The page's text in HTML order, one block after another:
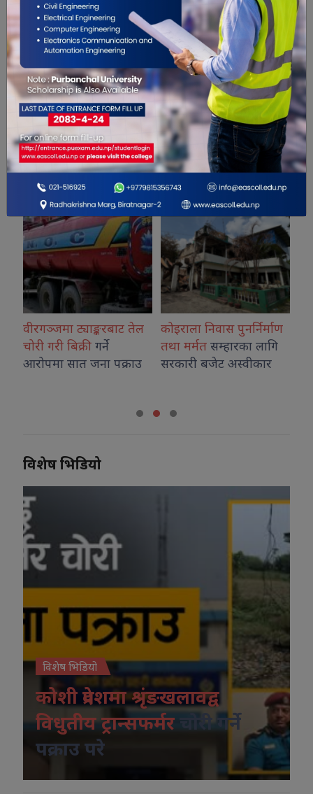
सम्बंधित खबरहरु
तेल
गर्ने
जना पक्राउ
कोइराला निवास पुनर्निर्माण
तथा मर्मत
सम्हारका लागि
सरकारी बजेट अस्वीकार
प्रतिनिधिसभाको
बैठकमा चार
हुने
विशेष भिडियो
विशेष भिडियो
कोशी प्रदेशमा श्रृंङखलावद्व
विधुतीय ट्रान्सफर्मर
चोरी गर्ने
पक्राउ परे